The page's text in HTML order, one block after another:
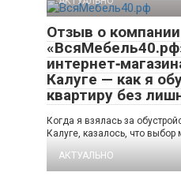
Отзыв о компании
Калуге — как я
квартиру без
Когда я взялась за
Калуге, казалось, что
АКТУАЛЬНО